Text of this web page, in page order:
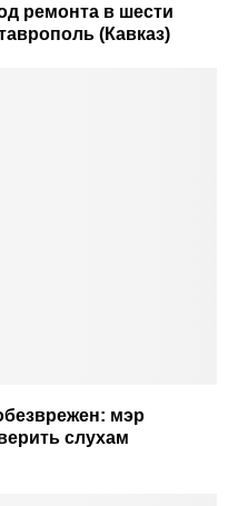
ремонта в шести
(Кавказ)
мэр
слухам